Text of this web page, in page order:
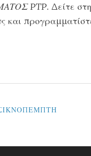
PTP. Δείτε
και